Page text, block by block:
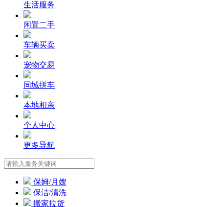
生活服务
闲置二手
车辆买卖
宠物交易
同城拼车
本地相亲
个人中心
更多导航
保姆/月嫂
保洁/清洗
搬家拉货